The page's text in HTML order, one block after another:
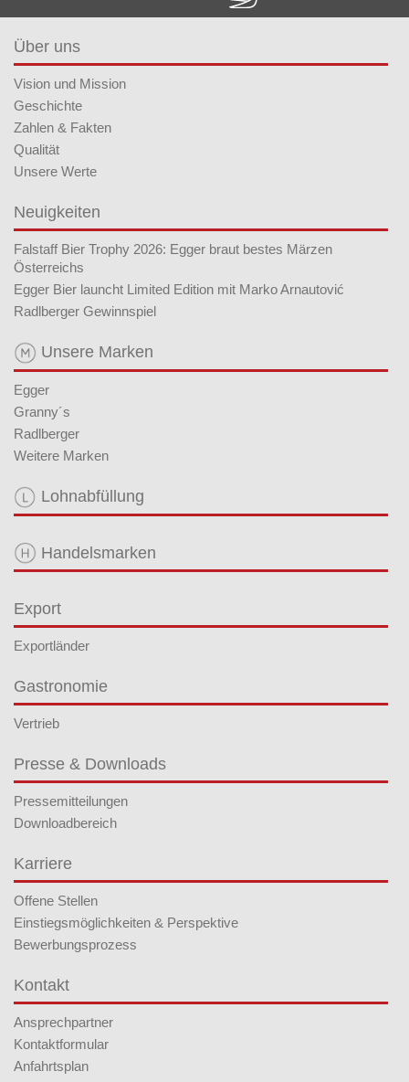
Über uns
Vision und Mission
Geschichte
Zahlen & Fakten
Qualität
Unsere Werte
Neuigkeiten
Falstaff Bier Trophy 2026: Egger braut bestes Märzen
Österreichs
Egger Bier launcht Limited Edition mit Marko Arnautović
Radlberger Gewinnspiel
Unsere Marken
Egger
Granny´s
Radlberger
Weitere Marken
Lohnabfüllung
Handelsmarken
Export
Exportländer
Gastronomie
Vertrieb
Presse & Downloads
Pressemitteilungen
Downloadbereich
Karriere
Offene Stellen
Einstiegsmöglichkeiten & Perspektive
Bewerbungsprozess
Kontakt
Ansprechpartner
Kontaktformular
Anfahrtsplan